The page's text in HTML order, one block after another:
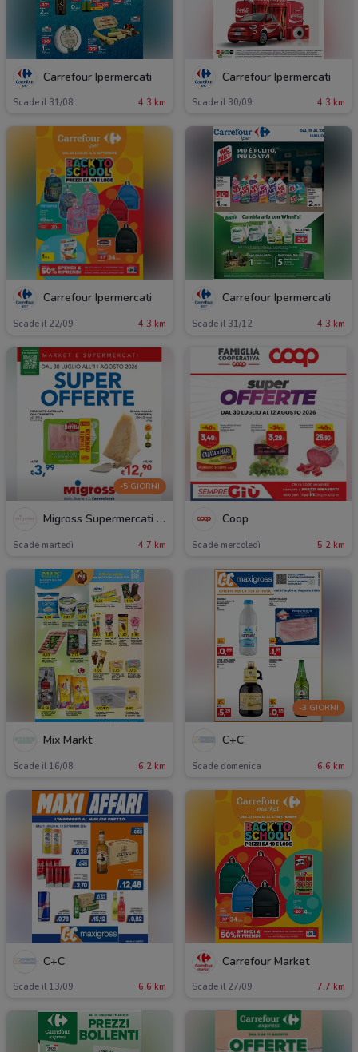
Carrefour Ipermercati
Scade il 31/08 4.3 km
Carrefour Ipermercati
Scade il 30/09 4.3 km
Carrefour Ipermercati
Scade il 22/09 4.3 km
Carrefour Ipermercati
Scade il 31/12 4.3 km
-5 GIORNI
Migross Supermercati & Market
Scade martedì 4.7 km
Coop
Scade mercoledì 5.2 km
Mix Markt
Scade il 16/08 6.2 km
-3 GIORNI
C+C
Scade domenica 6.6 km
C+C
Scade il 13/09 6.6 km
Carrefour Market
Scade il 27/09 7.7 km